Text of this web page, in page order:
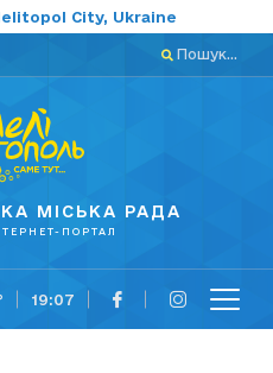
City, Ukraine
Пошук...
МІСЬКА РАДА
ПОРТАЛ
19:07